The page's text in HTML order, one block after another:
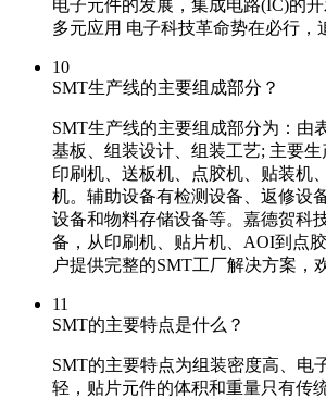
电子元件的发展，集成电路(IC)的
多元应用 电子科技革命势在必行，
10
SMT生产线的主要组成部分？
SMT生产线的主要组成部分为：由
基板、组装设计、组装工艺; 主要生
印刷机、送板机、点胶机、贴装机
机。辅助设备有检测设备、返修设
设备和物料存储设备等。嘉德贺科
备，从印刷机、贴片机、AOI到点
户提供完整的SMT工厂解决方案，
11
SMT的主要特点是什么？
SMT的主要特点为组装密度高、电
轻，贴片元件的体积和重量只有传